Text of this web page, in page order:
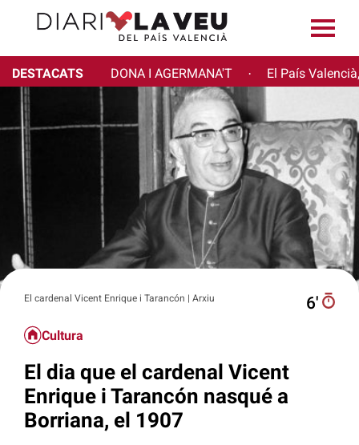
DESTACATS DONA I AGERMANA'T · El País
El cardenal Vicent Enrique i Tarancón | Arxiu 6′
Cultura
El dia que el cardenal Vicent
Enrique i Tarancón nasqué a
Borriana, el 1907